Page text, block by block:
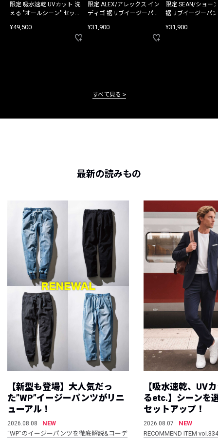
限定 吸水速乾 UVカット 洗
える "オールシーン" セット
¥49,500
限定 ALEX/アレックス イン
ディゴ 裾リブイージーパン
¥31,900
限定 SEAN/ショー
裾リブイージーパ
¥31,900
すべて見る
最新の読みもの
【新型も登場】大人気だっ
た”WP”イージーパンツがリニ
ューアル！
2026.08.08
NEW
“WP”のイージーパンツを徹底解説&コーデ
【吸水速乾、UV
るetc.】シーンを
セットアップ！
2026.08.07
NEW
RECOMMEND ITEM vol.334